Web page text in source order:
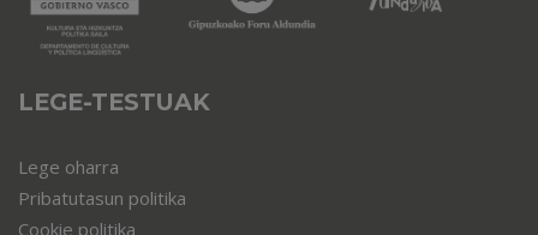
LEGE-TESTUAK
Lege oharra
Pribatutasun politika
Cookie politika